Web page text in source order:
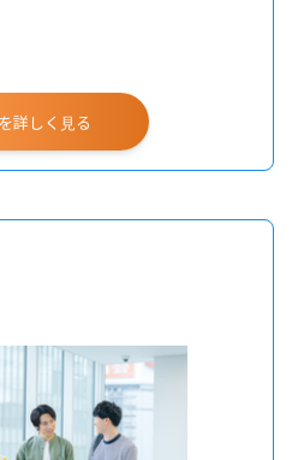
詳しく見る